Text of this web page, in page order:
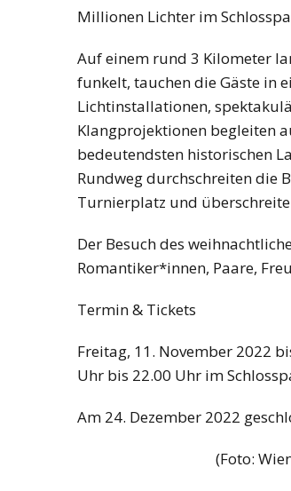
Millionen Lichter im
Auf einem rund 3 Kilometer
funkelt, tauchen die Gäste in
Lichtinstallationen,
Klangprojektionen begleiten
bedeutendsten historischen
Rundweg durchschreiten die
Turnierplatz und
Der Besuch des
Romantiker*innen, Paare,
Termin & Tickets
Freitag, 11. November 2022
Uhr bis 22.00 Uhr im
Am 24. Dezember 2022
(Foto: